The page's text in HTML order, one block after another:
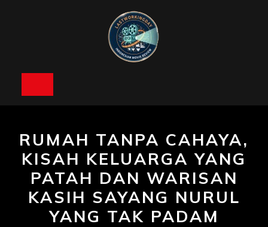
RUMAH TANPA CAHAYA,
KISAH KELUARGA YANG
PATAH DAN WARISAN
KASIH SAYANG NURUL
YANG TAK PADAM